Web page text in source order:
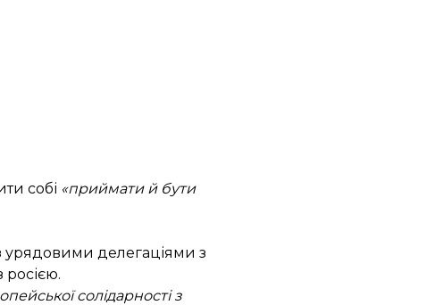
собі «приймати й бути
урядовими делегаціями з
росією.
солідарності з